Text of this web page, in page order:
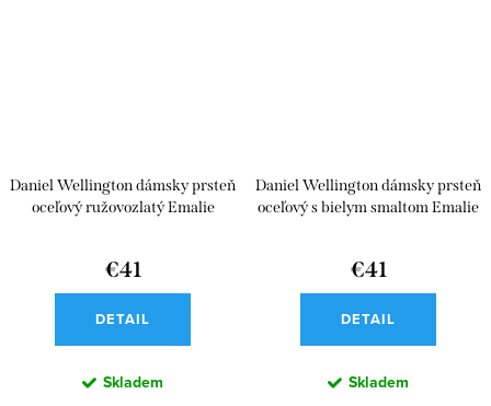
Daniel Wellington dámsky prsteň
oceľový ružovozlatý Emalie
€41
DETAIL
Skladem
Daniel Wellington dámsky prsteň
oceľový s bielym smaltom Emalie
€41
DETAIL
Skladem